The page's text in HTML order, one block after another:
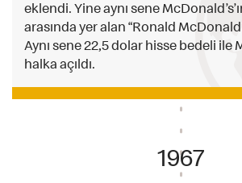
eklendi. Yine aynı sene
arasında yer alan “Ronald
Aynı sene 22,5 dolar hisse bedeli ile
halka açıldı.
1967